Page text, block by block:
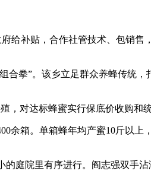
补贴，合作社管技术、包销售
拳”。该乡立足群众养蜂传统，
对达标蜂蜜实行保底价收购和统
箱。单箱蜂年均产蜜10斤以上
院里有序进行。阎志强双手沾